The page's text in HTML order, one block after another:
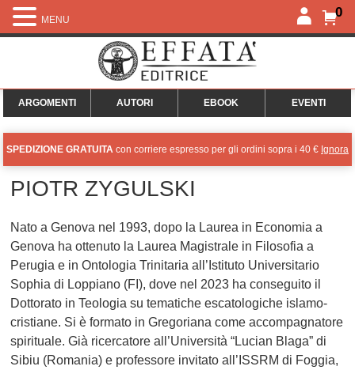
0
ARGOMENTI AUTORI EBOOK EVENTI
SPEDIZIONE GRATUITA con corriere espresso per gli ordini sopra i 40 € Ignora
PIOTR ZYGULSKI
Nato a Genova nel 1993, dopo la Laurea in Economia a
Genova ha ottenuto la Laurea Magistrale in Filosofia a
Perugia e in Ontologia Trinitaria all’Istituto Universitario
Sophia di Loppiano (FI), dove nel 2023 ha conseguito il
Dottorato in Teologia su tematiche escatologiche islamo-
cristiane. Si è formato in Gregoriana come accompagnatore
spirituale. Già ricercatore all’Università “Lucian Blaga” di
Sibiu (Romania) e professore invitato all’ISSRM di Foggia,
MENU